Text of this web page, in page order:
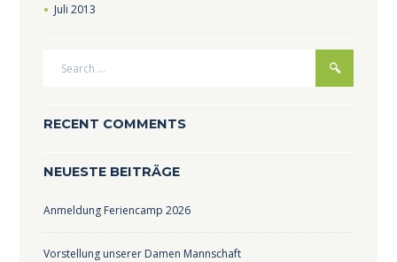
Juli 2013
RECENT COMMENTS
NEUESTE BEITRÄGE
Anmeldung Feriencamp 2026
Vorstellung unserer Damen Mannschaft